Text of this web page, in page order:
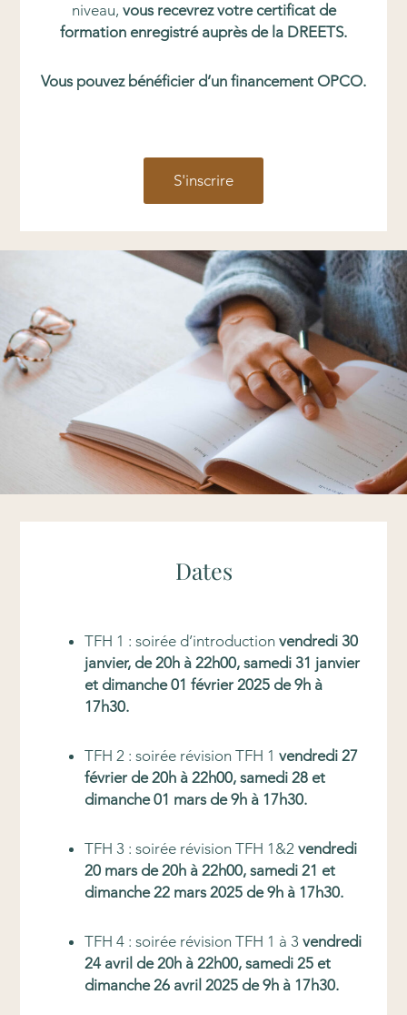
niveau, vous recevrez votre certificat de
formation enregistré auprès de la DREETS.
Vous pouvez bénéficier d’un financement OPCO.
S'inscrire
Dates
TFH 1 : soirée d’introductionvendredi 30
janvier, de 20h à 22h00, samedi 31 janvier
et dimanche 01 février 2025 de 9h à
17h30.
TFH 2 : soirée révision TFH 1vendredi 27
février de 20h à 22h00, samedi 28 et
dimanche 01 mars de 9h à 17h30.
TFH 3 : soirée révision TFH 1&2vendredi
20 mars de 20h à 22h00, samedi 21 et
dimanche 22 mars 2025 de 9h à 17h30.
TFH 4 : soirée révision TFH 1 à 3vendredi
24 avril de 20h à 22h00, samedi 25 et
dimanche 26 avril 2025 de 9h à 17h30.